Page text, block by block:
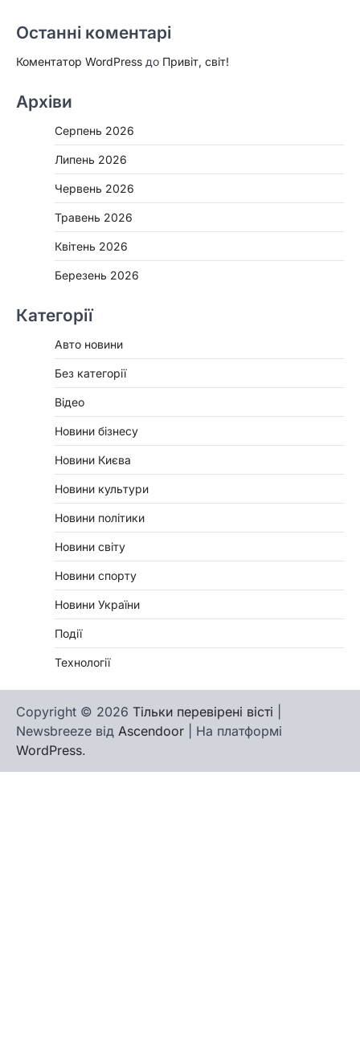
Останні коментарі
Коментатор WordPress до Привіт, світ!
Архіви
Серпень 2026
Липень 2026
Червень 2026
Травень 2026
Квітень 2026
Березень 2026
Категорії
Авто новини
Без категорії
Відео
Новини бізнесу
Новини Києва
Новини культури
Новини політики
Новини світу
Новини спорту
Новини України
Події
Технології
Copyright © 2026 Тільки перевірені вісті
Newsbreeze від Ascendoor | На платформі
WordPress.